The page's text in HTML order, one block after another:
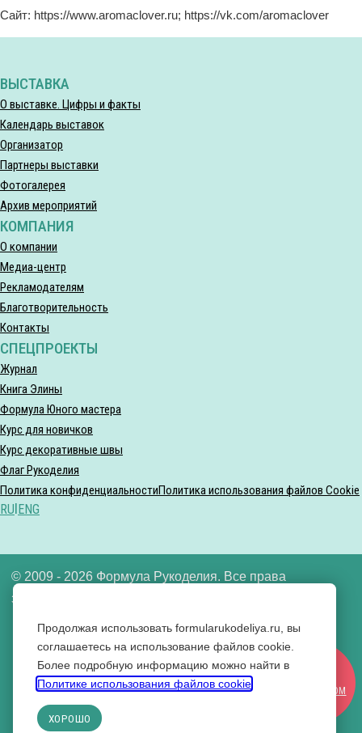
Сайт: https://www.aromaclover.ru; https://vk.com/aromaclover
ВЫСТАВКА
О выставке. Цифры и факты
Календарь выставок
Организатор
Партнеры выставки
Фотогалерея
Архив мероприятий
КОМПАНИЯ
О компании
Медиа-центр
Рекламодателям
Благотворительность
Контакты
СПЕЦПРОЕКТЫ
Журнал
Книга Элины
Формула Юного мастера
Курс для новичков
Курс декоративные швы
Флаг Рукоделия
УЧАСТНИКОМ
Политика конфиденциальностиПолитика использования файлов Cookie
RU ENG
© 2009 - 2026 Формула Рукоделия. Все права
защищены.
ООО «Формула рукоделия» ИНН 7721640592
Вконтакте
Одноклассники
Продолжая использовать formularukodeliya.ru, вы
соглашаетесь на использование файлов cookie.
Более подробную информацию можно найти в
Политике использования файлов cookie
ХОРОШО